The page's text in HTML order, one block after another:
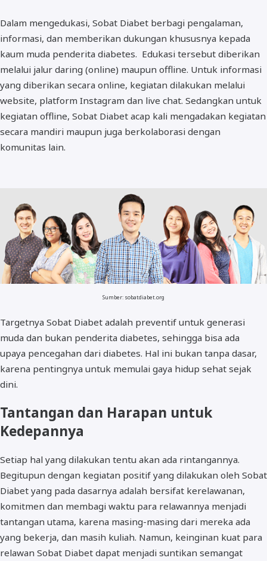
Dalam mengedukasi, Sobat Diabet berbagi pengalaman,
informasi, dan memberikan dukungan khususnya kepada
kaum muda penderita diabetes. Edukasi tersebut diberikan
melalui jalur daring (online) maupun offline. Untuk informasi
yang diberikan secara online, kegiatan dilakukan melalui
website, platform Instagram dan live chat. Sedangkan untuk
kegiatan offline, Sobat Diabet acap kali mengadakan kegiatan
secara mandiri maupun juga berkolaborasi dengan
komunitas lain.
Sumber: sobatdiabet.org
Targetnya Sobat Diabet adalah preventif untuk generasi
muda dan bukan penderita diabetes, sehingga bisa ada
upaya pencegahan dari diabetes. Hal ini bukan tanpa dasar,
karena pentingnya untuk memulai gaya hidup sehat sejak
dini.
Tantangan dan Harapan untuk
Kedepannya
Setiap hal yang dilakukan tentu akan ada rintangannya.
Begitupun dengan kegiatan positif yang dilakukan oleh Sobat
Diabet yang pada dasarnya adalah bersifat kerelawanan,
komitmen dan membagi waktu para relawannya menjadi
tantangan utama, karena masing-masing dari mereka ada
yang bekerja, dan masih kuliah. Namun, keinginan kuat para
relawan Sobat Diabet dapat menjadi suntikan semangat